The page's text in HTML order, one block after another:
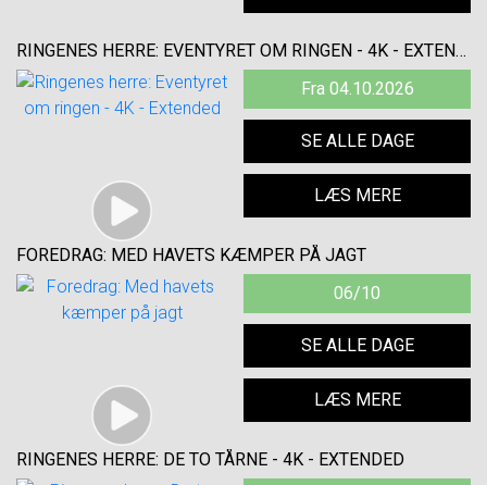
RINGENES HERRE: EVENTYRET OM RINGEN - 4K - EXTENDED
Fra 04.10.2026
SE ALLE DAGE
LÆS MERE
FOREDRAG: MED HAVETS KÆMPER PÅ JAGT
06/10
SE ALLE DAGE
LÆS MERE
RINGENES HERRE: DE TO TÅRNE - 4K - EXTENDED